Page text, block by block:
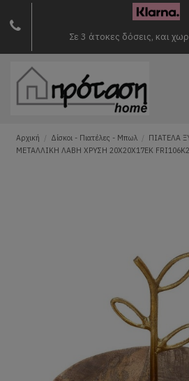
Σε 3 άτοκες δόσεις, και
Αρχική Δίσκοι - Πιατέλες - Μπωλ
ΠΙΑΤΕΛΑ
ΜΕΤΑΛΛΙΚΗ ΛΑΒΗ ΧΡΥΣΗ 20Χ20Χ17ΕΚ FRI106K2